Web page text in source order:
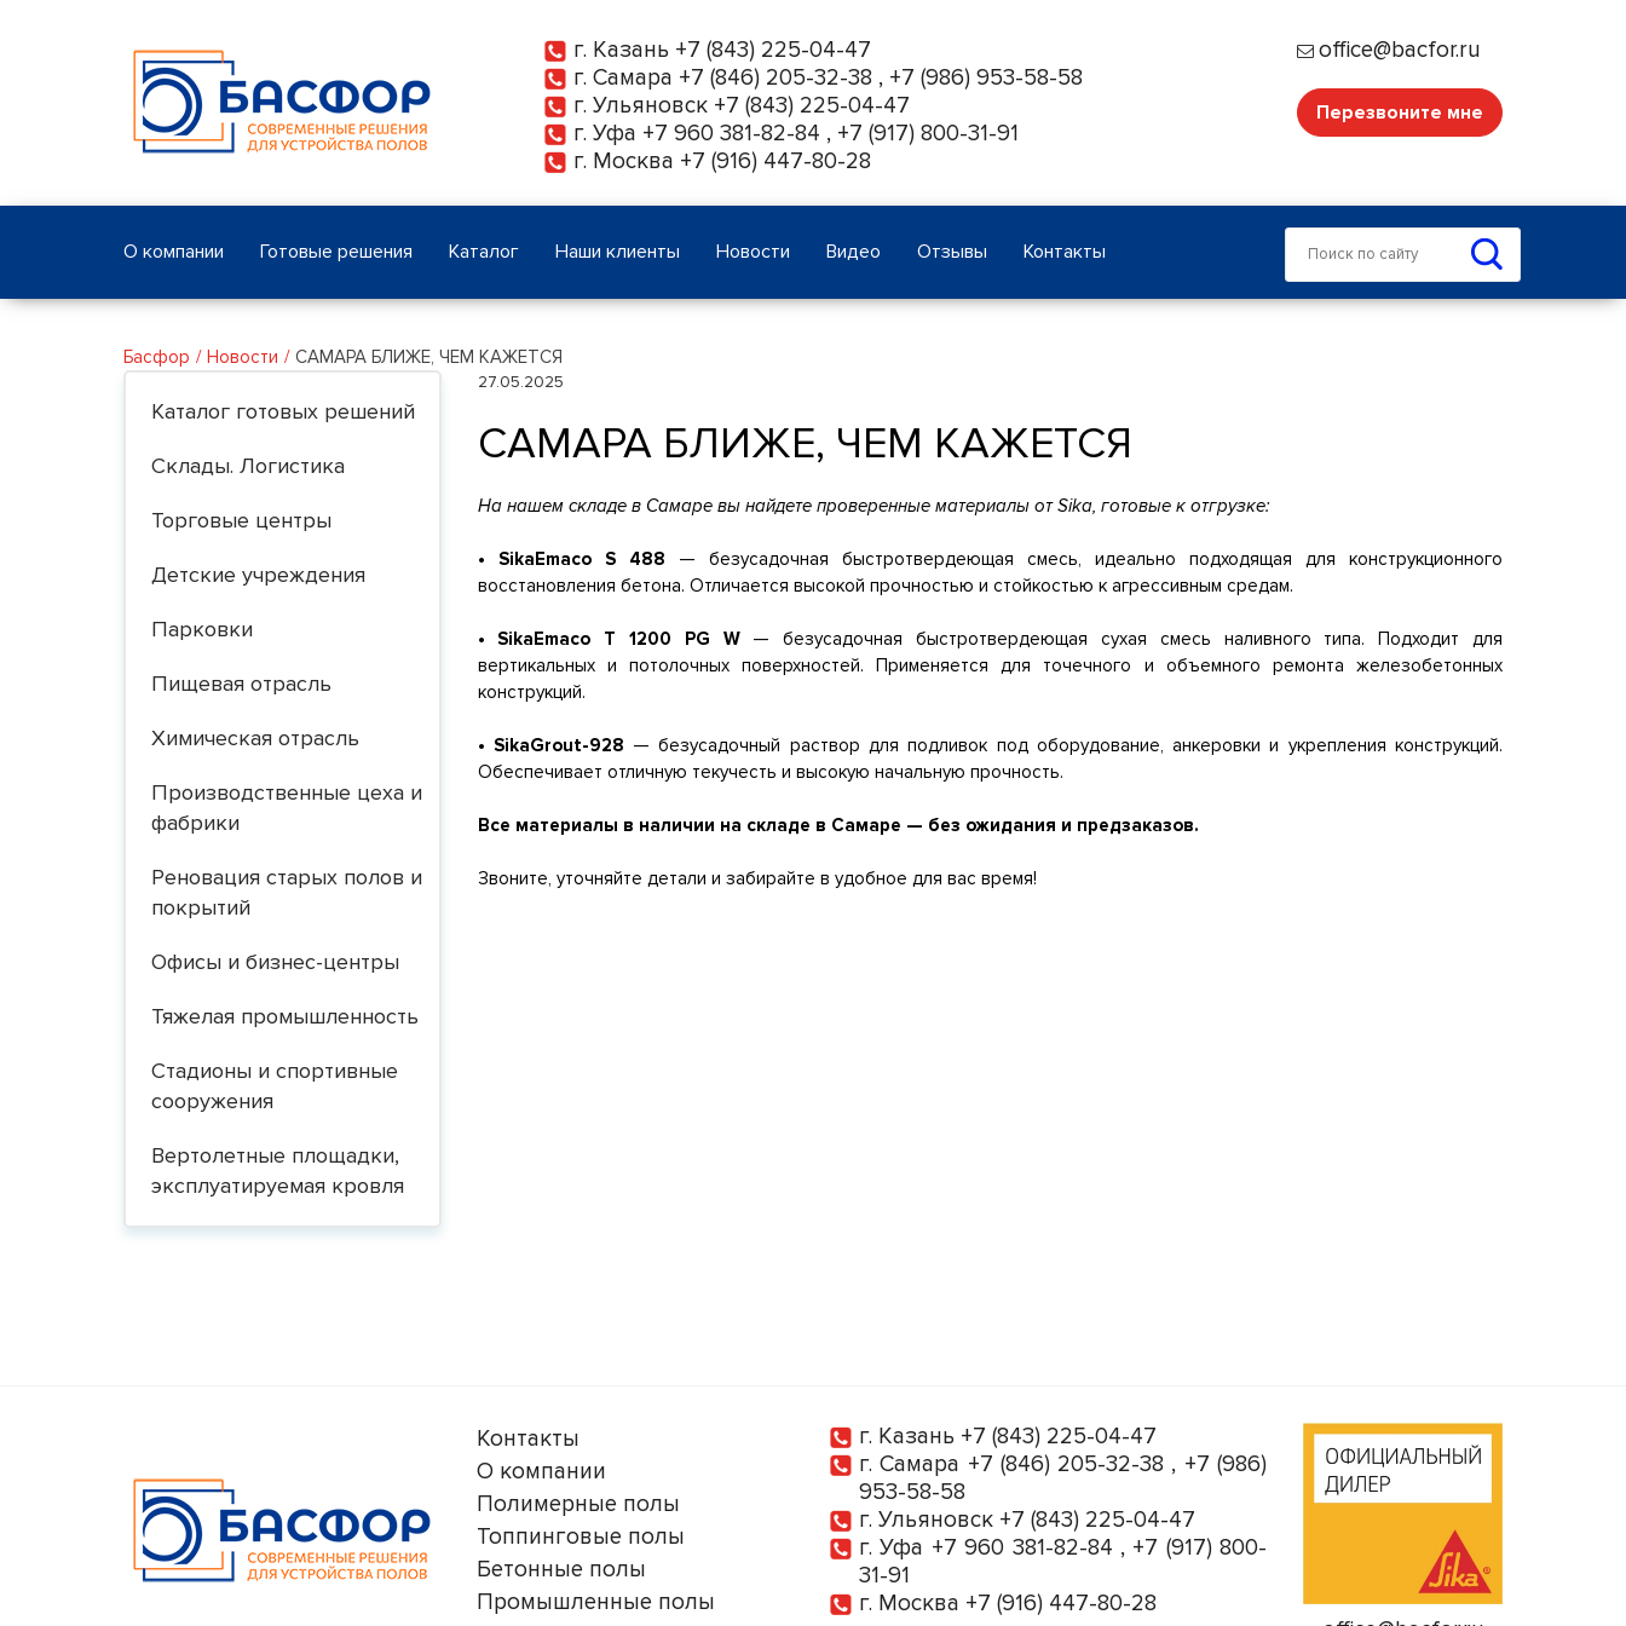
г. Казань +7 (843) 225-04-47
г. Самара +7 (846) 205-32-38 , +7 (986) 953-58-58
г. Ульяновск +7 (843) 225-04-47
г. Уфа +7 960 381-82-84 , +7 (917) 800-31-91
г. Москва +7 (916) 447-80-28
office@bacfor.ru
Перезвоните мне
О компании Готовые решения Каталог Наши клиенты Новости Видео Отзывы Контакты
Басфор Новости САМАРА БЛИЖЕ, ЧЕМ КАЖЕТСЯ
Каталог готовых решений
Склады. Логистика
Торговые центры
Детские учреждения
Парковки
Пищевая отрасль
Химическая отрасль
Производственные цеха и
фабрики
Реновация старых полов и
покрытий
Офисы и бизнес-центры
Тяжелая промышленность
Стадионы и спортивные
сооружения
Вертолетные площадки,
эксплуатируемая кровля
27.05.2025
САМАРА БЛИЖЕ, ЧЕМ КАЖЕТСЯ
На нашем складе в Самаре вы найдете проверенные материалы от Sika, готовые к отгрузке:
• SikaEmaco S 488 — безусадочная быстротвердеющая смесь, идеально подходящая для конструкционного
восстановления бетона. Отличается высокой прочностью и стойкостью к агрессивным средам.
• SikaEmaco T 1200 PG W— безусадочная быстротвердеющая сухая смесь наливного типа. Подходит для
вертикальных и потолочных поверхностей. Применяется для точечного и объемного ремонта железобетонных
конструкций.
• SikaGrout-928 — безусадочный раствор для подливок под оборудование, анкеровки и укрепления конструкций.
Обеспечивает отличную текучесть и высокую начальную прочность.
Все материалы в наличии на складе в Самаре — без ожидания и предзаказов.
Звоните, уточняйте детали и забирайте в удобное для вас время!
Контакты
О компании
Полимерные полы
Топпинговые полы
Бетонные полы
Промышленные полы
г. Казань +7 (843) 225-04-47
г. Самара +7 (846) 205-32-38 , +7 (986)
953-58-58
г. Ульяновск +7 (843) 225-04-47
г. Уфа +7 960 381-82-84 , +7 (917) 800-
31-91
г. Москва +7 (916) 447-80-28